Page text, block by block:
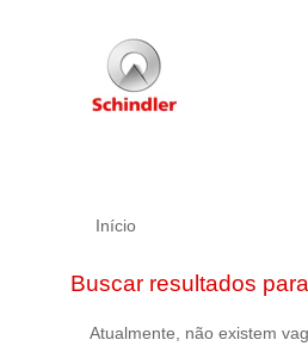
Início
Buscar resultados para
Atualmente, não existem